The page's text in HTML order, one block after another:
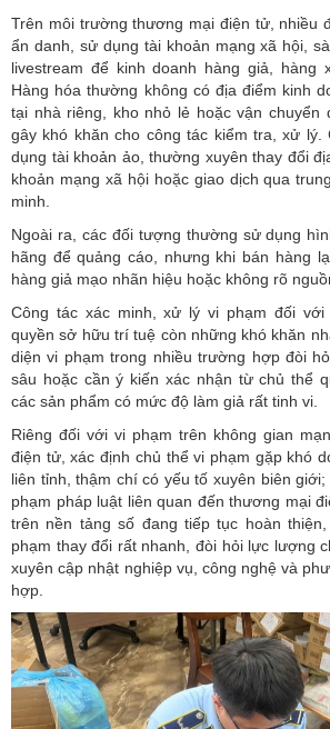
Trên môi trường thương mại điện tử, nhiều
ẩn danh, sử dụng tài khoản mạng xã hội,
livestream để kinh doanh hàng giả, hàng
Hàng hóa thường không có địa điểm kinh
tại nhà riêng, kho nhỏ lẻ hoặc vận chuyển
gây khó khăn cho công tác kiểm tra, xử
dụng tài khoản ảo, thường xuyên thay đổi
khoản mạng xã hội hoặc giao dịch qua
minh.
Ngoài ra, các đối tượng thường sử dụng
hãng để quảng cáo, nhưng khi bán hàng
hàng giả mạo nhãn hiệu hoặc không rõ
Công tác xác minh, xử lý vi phạm đối với
quyền sở hữu trí tuệ còn những khó khăn
diện vi phạm trong nhiều trường hợp đòi
sâu hoặc cần ý kiến xác nhận từ chủ thể
các sản phẩm có mức độ làm giả rất tinh vi.
Riêng đối với vi phạm trên không gian
điện tử, xác định chủ thể vi phạm gặp khó
liên tỉnh, thậm chí có yếu tố xuyên biên
phạm pháp luật liên quan đến thương mại
trên nền tảng số đang tiếp tục hoàn
phạm thay đổi rất nhanh, đòi hỏi lực lượng
xuyên cập nhật nghiệp vụ, công nghệ và
hợp.